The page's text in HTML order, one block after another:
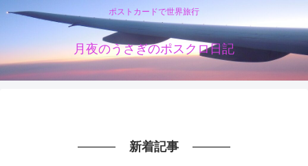
ポストカードで世界旅行
月夜のうさぎのポスクロ日記
新着記事